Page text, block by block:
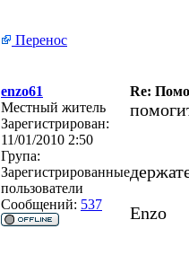
Перенос
enzo61
Re:
Местный житель
Зарегистрирован:
11/01/2010 2:50
Група:
Зарегистрированные
пользователи
Сообщений: 537 Enzo